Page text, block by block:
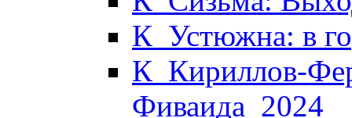
К_Устюжна: в
К_Кириллов-
Фиваида_2024